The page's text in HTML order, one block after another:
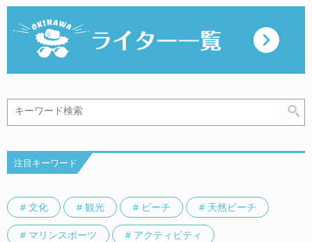
注目キーワード
# 文化 # 観光 # ビーチ # 天然ビーチ
# マリンスポーツ # アクティビティ